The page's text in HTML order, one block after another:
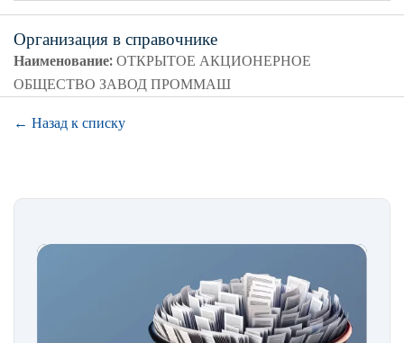
Организация в справочнике
Наименование:ОТКРЫТОЕ АКЦИОНЕРНОЕ
ОБЩЕСТВО ЗАВОД ПРОММАШ
← Назад к списку